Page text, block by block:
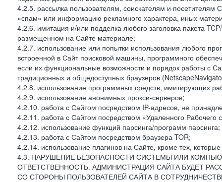
4.2.5. рассылка пользователям, соискателям и
«спам» или информацию рекламного характера, иных
4.2.6. имитация и/или подделка любого заголовка пакета
размещенном на Сайте материале;
4.2.7. использование или попытки использования любого
встроенной в Сайт поисковой машины, программного
если их функциональные возможности и порядок работы с
традиционных и общедоступных браузеров
4.2.8. использование программных средств, имитирующих
4.2.9. использование анонимных прокси-серверов;
4.2.10. работа с Сайтом посредством IP-адресов, не
4.2.11. работа с Сайтом посредством «Удаленного Рабочего
4.2.12. использование функций парсинга/программ парсинга;
4.2.13. работа с Сайтом посредством браузера TOR;
4.2.14. использование плагинов на Сайте, кроме тех,
4.3. НАРУШЕНИЕ БЕЗОПАСНОСТИ СИСТЕМЫ ИЛИ
ОТВЕТСТВЕННОСТЬ. АДМИНИСТРАЦИЯ САЙТА БУДЕТ
СО СТОРОНЫ ПОЛЬЗОВАТЕЛЕЙ САЙТА В